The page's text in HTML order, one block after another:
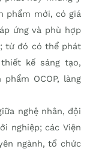
phẩm mới, có giá
ứng và phù hợp
từ đó có thể phát
kế sáng tạo,
OCOP, làng
nghệ nhân, đội
nghiệp; các Viện
ngành, tổ chức